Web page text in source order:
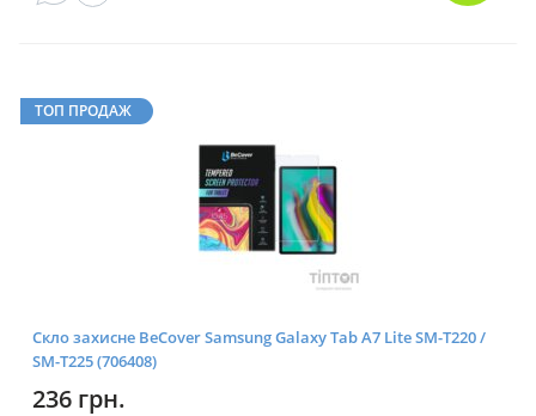
ТОП ПРОДАЖ
Скло захисне BeCover Samsung Galaxy Tab A7 Lite SM-T220 /
SM-T225 (706408)
236 грн.